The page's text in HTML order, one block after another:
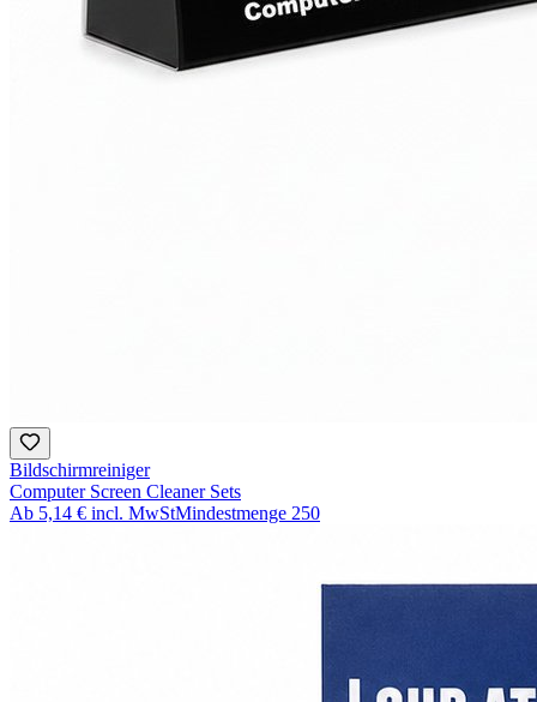
Bildschirmreiniger
Computer Screen Cleaner Sets
Ab 5,14 € incl. MwStMindestmenge 250